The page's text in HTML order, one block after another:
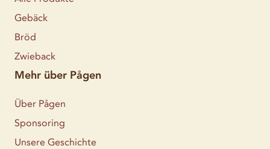
Gebäck
Bröd
Zwieback
Mehr über Pågen
Über Pågen
Sponsoring
Unsere Geschichte